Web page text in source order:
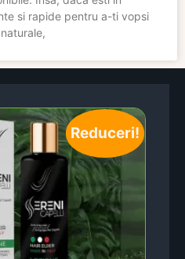
si rapide pentru a-ti vopsi
Reduceri!